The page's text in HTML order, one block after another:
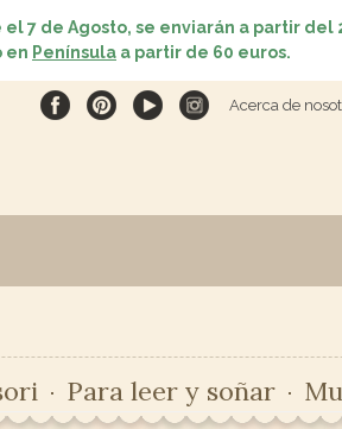
7 de Agosto, se enviarán a partir del
en Península a partir de 60 euros.
Acerca de
Para leer y soñar